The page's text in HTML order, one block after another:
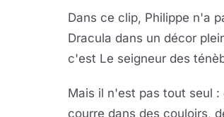
Dans ce clip, Philippe n'a
Dracula dans un décor
c'est Le seigneur des
Mais il n'est pas tout seul
courre dans des couloirs,